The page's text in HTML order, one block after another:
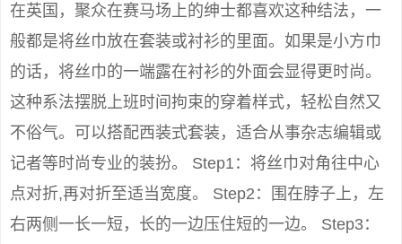
在英国，聚众在赛马场上的绅士都喜欢这种结法，一
般都是将丝巾放在套装或衬衫的里面。如果是小方巾
的话，将丝巾的一端露在衬衫的外面会显得更时尚。
这种系法摆脱上班时间拘束的穿着样式，轻松自然又
不俗气。可以搭配西装式套装，适合从事杂志编辑或
记者等时尚专业的装扮。 Step1：将丝巾对角往中心
点对折,再对折至适当宽度。 Step2：围在脖子上，左
右两侧一长一短，长的一边压住短的一边。 Step3：